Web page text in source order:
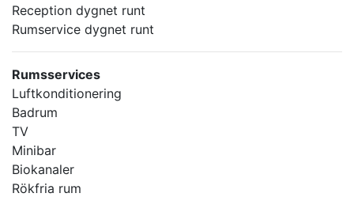
Reception dygnet runt
Rumservice dygnet runt
Rumsservices
Luftkonditionering
Badrum
TV
Minibar
Biokanaler
Rökfria rum